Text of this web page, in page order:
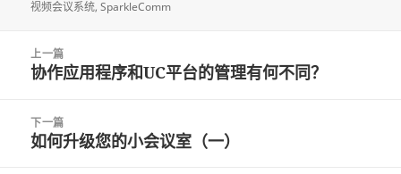
视频会议系统 SparkleComm
navigation
上一篇
上
篇
文
协作应用程序和UC平台的管理有何不同？
下一篇
下
如何升级您的小会议室（一）